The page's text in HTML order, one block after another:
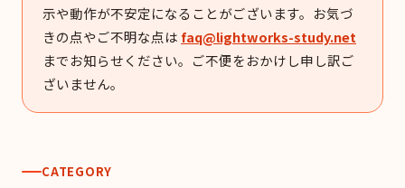
示や動作が不安定になることがございます。お気づ
きの点やご不明な点は faq@lightworks-study.net
までお知らせください。ご不便をおかけし申し訳ご
ざいません。
CATEGORY